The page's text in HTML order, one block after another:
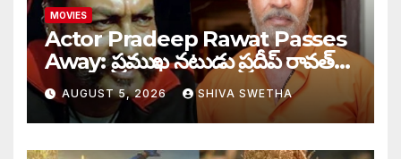
MOVIES
Actor Pradeep Rawat Passes
Away: ప్రముఖ నటుడు ప్రదీప్ రావత్
మృతి…
AUGUST 5, 2026 SHIVA SWETHA